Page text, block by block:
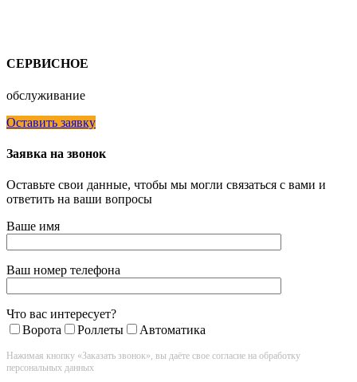
СЕРВИСНОЕ
обслуживание
Оставить заявку
Заявка на звонок
Оставьте свои данные, чтобы мы могли связаться с вами и
ответить на ваши вопросы
Ваше имя
Ваш номер телефона
Что вас интересует?
Ворота
Роллеты Автоматика
Нажимая кнопку «Заказать звонок», вы даёте свое согласие на обработку
персональных данных